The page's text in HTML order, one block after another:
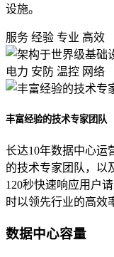
安全防护
全球分布式防御
快速部署组网
超融合
大企业首选
SD-WAN
设施。
服务 经验 专业 高效
电力 安防 温控 网络
丰富经验的技术专家团队
长达10年数据中心运
的技术专家团队，以
120秒快速响应用户
时以领先行业的高效
数据中心容量